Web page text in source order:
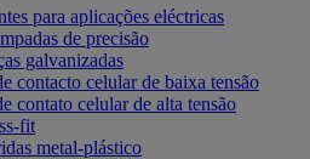
para aplicações eléctricas
de precisão
galvanizadas
contacto celular de baixa tensão
contato celular de alta tensão
fit
metal-plástico